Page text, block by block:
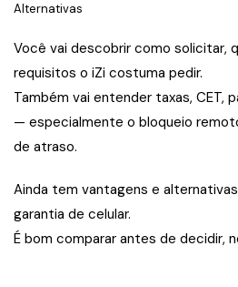
Alternativas
Você vai descobrir como solicitar,
requisitos o iZi costuma pedir.
Também vai entender taxas, CET,
— especialmente o bloqueio
de atraso.
Ainda tem vantagens e
garantia de celular.
É bom comparar antes de decidir,